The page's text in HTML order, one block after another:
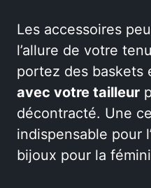
Les accessoires
l’allure de votre
portez des baskets
avec votre tailleur
décontracté. Une
indispensable pour
bijoux pour la